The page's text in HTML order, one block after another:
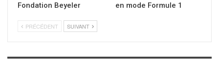
Fondation Beyeler
en mode Formule 1
PRÉCÉDENT SUIVANT